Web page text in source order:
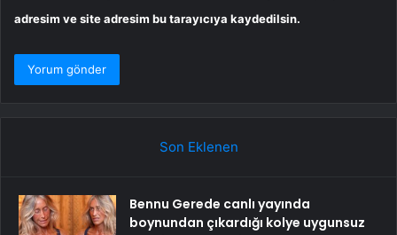
adresim ve site adresim bu tarayıcıya kaydedilsin.
Son Eklenen
Bennu Gerede canlı yayında
boynundan çıkardığı kolye uygunsuz